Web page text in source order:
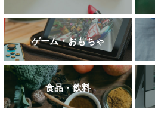
ゲーム・おもちゃ
食品・飲料